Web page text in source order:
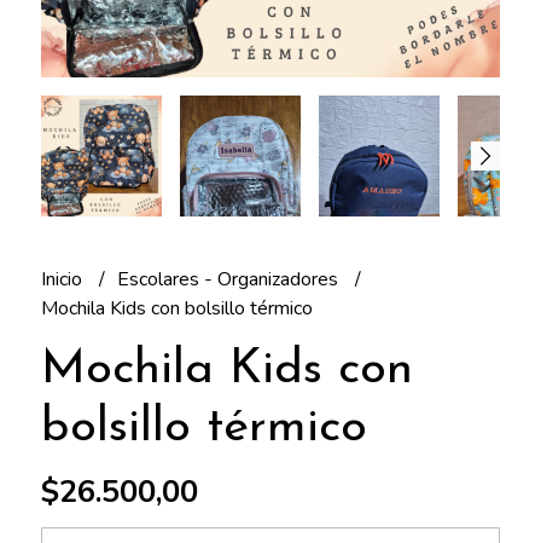
Inicio
Escolares - Organizadores
Mochila Kids con bolsillo térmico
Mochila Kids con
bolsillo térmico
$26.500,00